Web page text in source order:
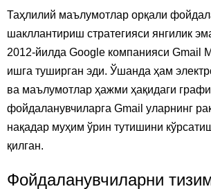
Таҳлилий маълумотлар орқали
шакллантириш стратегияси янгилик
2012-йилда Google компанияси Gmail
ишга туширган эди. Ўшанда ҳам
ва маълумотлар ҳажми ҳақидаги
фойдаланувчиларга Gmail уларнинг
нақадар муҳим ўрин тутишини
қилган.
Фойдаланувчиларни